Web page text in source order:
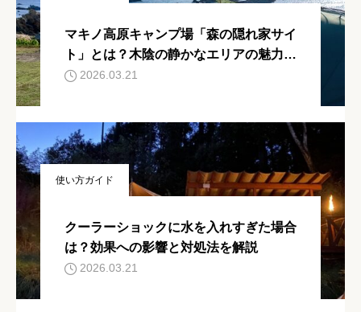
マキノ高原キャンプ場「森の隠れ家サイ
ト」とは？木陰の静かなエリアの魅力を
紹介2026.03.21
使い方ガイド
クーラーショックに水を入れすぎた場合
は？効果への影響と対処法を解説
2026.03.21